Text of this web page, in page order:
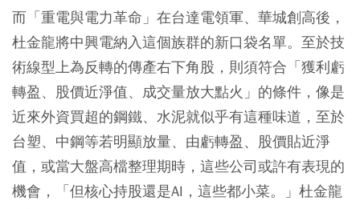
而「重電與電力革命」在台達電領軍、華城創高後，
杜金龍將中興電納入這個族群的新口袋名單。至於技
術線型上為反轉的傳產右下角股，則須符合「獲利虧
轉盈、股價近淨值、成交量放大點火」的條件，像是
近來外資買超的鋼鐵、水泥就似乎有這種味道，至於
台塑、中鋼等若明顯放量、由虧轉盈、股價貼近淨
值，或當大盤高檔整理期時，這些公司或許有表現的
機會，「但核心持股還是AI，這些都小菜。」杜金龍